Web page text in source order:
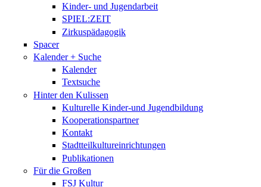
Kinder- und Jugendarbeit
SPIEL:ZEIT
Zirkuspädagogik
Spacer
Kalender + Suche
Kalender
Textsuche
Hinter den Kulissen
Kulturelle Kinder-und Jugendbildung
Kooperationspartner
Kontakt
Stadtteilkultureinrichtungen
Publikationen
Für die Großen
FSJ Kultur